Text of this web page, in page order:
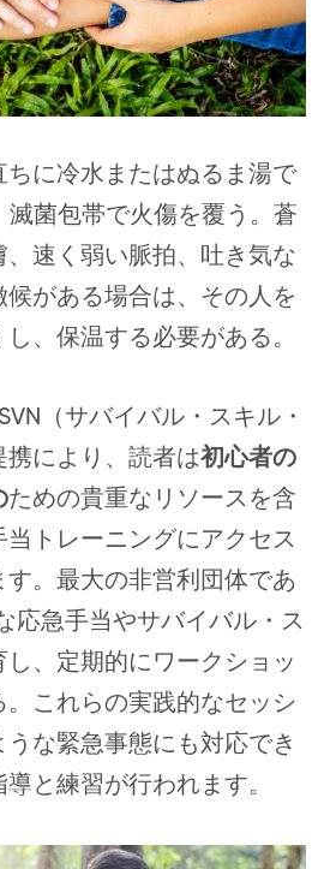
ちに冷水またはぬるま湯で
滅菌包帯で火傷を覆う。蒼
速く弱い脈拍、吐き気な
候がある場合は、その人を
、保温する必要がある。
（サバイバル・スキル・
により、読者は初心者の
ための貴重なリソースを含
トレーニングにアクセス
。最大の非営利団体であ
応急手当やサバイバル・ス
、定期的にワークショッ
。これらの実践的なセッシ
うな緊急事態にも対応でき
と練習が行われます。